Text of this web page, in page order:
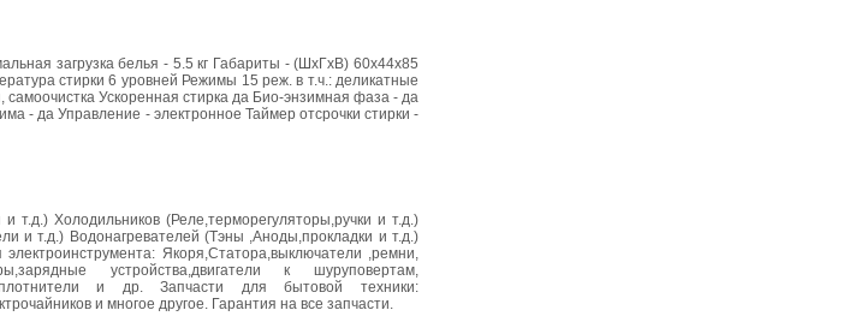
загрузка белья - 5.5 кг Габариты - (ШxГxВ) 60x44x85
стирки 6 уровней Режимы 15 реж. в т.ч.: деликатные
Ускоренная стирка да Био-энзимная фаза - да
- да Управление - электронное Таймер отсрочки стирки -
Холодильников (Реле,терморегуляторы,ручки и т.д.)
и т.д.) Водонагревателей (Тэны ,Аноды,прокладки и т.д.)
Якоря,Статора,выключатели ,ремни,
устройства,двигатели к шуруповертам,
и др. Запчасти для бытовой техники:
и многое другое. Гарантия на все запчасти.